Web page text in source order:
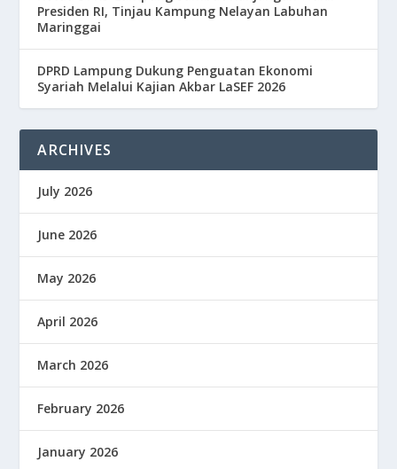
Presiden RI, Tinjau Kampung Nelayan Labuhan
Maringgai
DPRD Lampung Dukung Penguatan Ekonomi
Syariah Melalui Kajian Akbar LaSEF 2026
ARCHIVES
July 2026
June 2026
May 2026
April 2026
March 2026
February 2026
January 2026